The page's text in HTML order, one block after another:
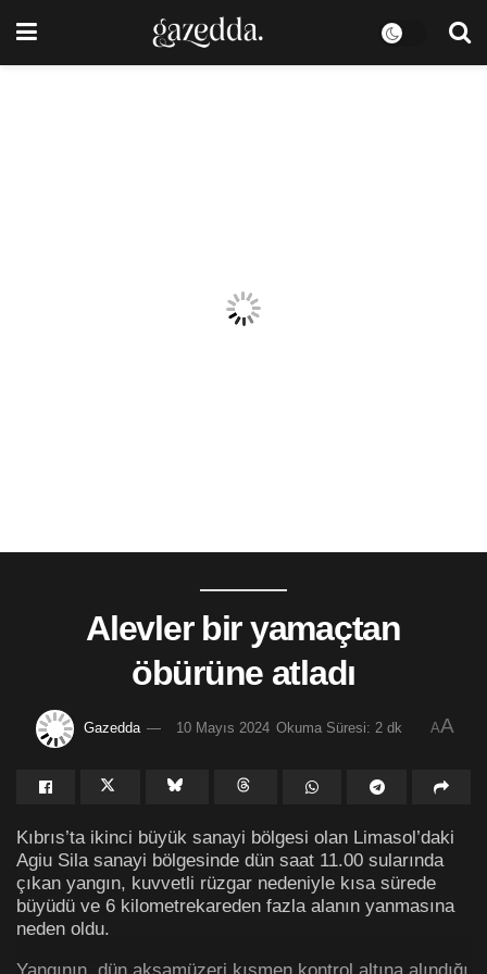
Alevler bir yamaçtan
öbürüne atladı
Gazedda 10 Mayıs 2024 Okuma Süresi: 2 dk AA
Kıbrıs’ta ikinci büyük sanayi bölgesi olan Limasol’daki
Agiu Sila sanayi bölgesinde dün saat 11.00 sularında
çıkan yangın, kuvvetli rüzgar nedeniyle kısa sürede
büyüdü ve 6 kilometrekareden fazla alanın yanmasına
neden oldu.